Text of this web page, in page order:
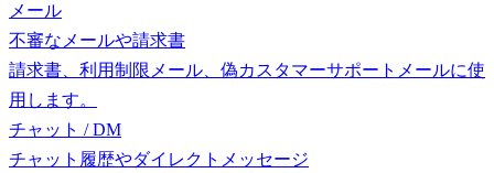
メール
不審なメールや請求書
請求書、利用制限メール、偽カスタマーサポートメールに使
用します。
チャット / DM
チャット履歴やダイレクトメッセージ